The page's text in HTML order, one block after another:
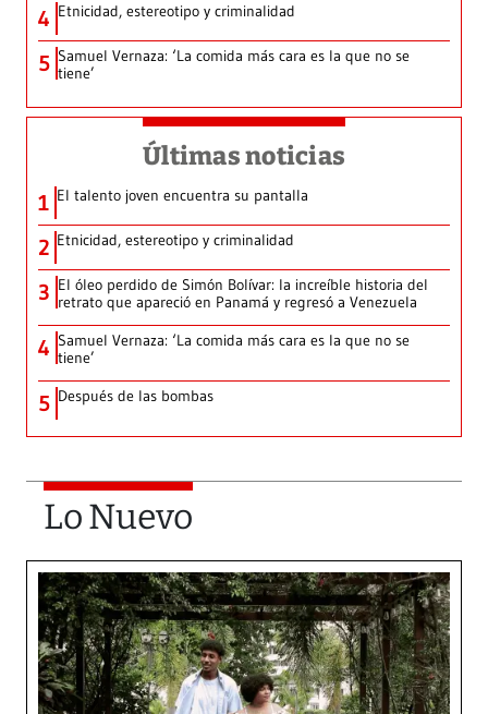
4 Etnicidad, estereotipo y criminalidad
5 Samuel Vernaza: ‘La comida más cara es la que no se
tiene’
Últimas noticias
1 El talento joven encuentra su pantalla​
2 Etnicidad, estereotipo y criminalidad
3 El óleo perdido de Simón Bolívar: la increíble historia del
retrato que apareció en Panamá y regresó a Venezuela
4 Samuel Vernaza: ‘La comida más cara es la que no se
tiene’
5 Después de las bombas
Lo Nuevo